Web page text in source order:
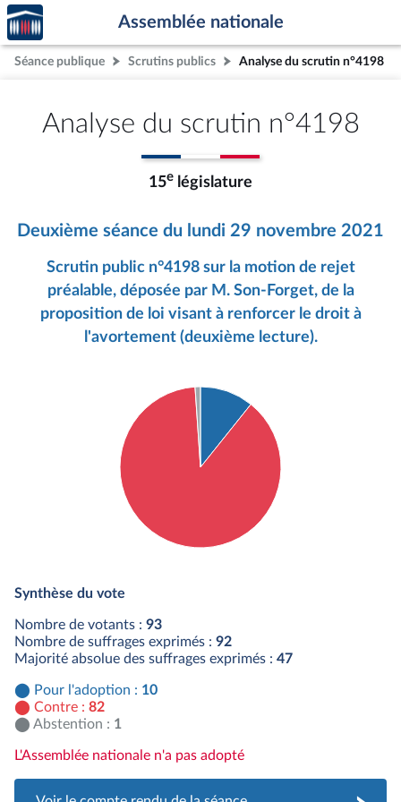
Aller au contenu
Aller en bas de la page
Accèder
à la
page
d'accueil
Assemblée nationale
Séance publique Scrutins publics Analyse du scrutin n°4198
Analyse du scrutin n°4198
15e législature
Deuxième séance du lundi 29 novembre 2021
Scrutin public n°4198 sur la motion de rejet
préalable, déposée par M. Son-Forget, de la
proposition de loi visant à renforcer le droit à
l'avortement (deuxième lecture).
Synthèse du vote
Nombre de votants : 93
Nombre de suffrages exprimés : 92
Majorité absolue des suffrages exprimés : 47
Pour l'adoption : 10
Contre : 82
Abstention : 1
L'Assemblée nationale n'a pas adopté